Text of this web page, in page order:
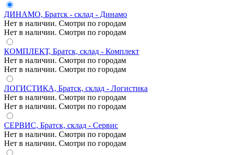
ДИНАМО, Братск - склад - Динамо
Нет в наличии. Смотри по городам
Нет в наличии. Смотри по городам
КОМПЛЕКТ, Братск, склад - Комплект
Нет в наличии. Смотри по городам
Нет в наличии. Смотри по городам
ЛОГИСТИКА, Братск, склад - Логистика
Нет в наличии. Смотри по городам
Нет в наличии. Смотри по городам
СЕРВИС, Братск, склад - Сервис
Нет в наличии. Смотри по городам
Нет в наличии. Смотри по городам